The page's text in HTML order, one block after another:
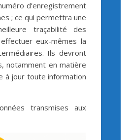
d’enregistrement
; ce qui permettra une
traçabilité des
eux-mêmes la
Ils devront
notamment en matière
à jour toute information
transmises aux